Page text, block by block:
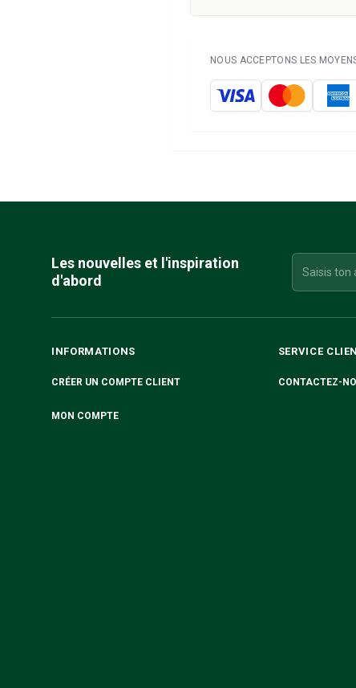
NOUS ACCEPTONS LES
Les nouvelles et l'inspiration
d'abord
INFORMATIONS
CRÉER UN COMPTE CLIENT
MON COMPTE
SERVICE
CONTACTEZ-